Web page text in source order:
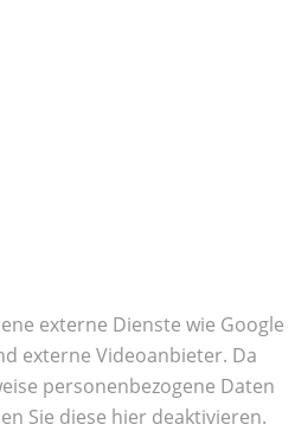
externe Dienste wie Google
externe Videoanbieter. Da
personenbezogene Daten
Sie diese hier deaktivieren.